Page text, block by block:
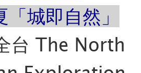
城即自然」
台 The North